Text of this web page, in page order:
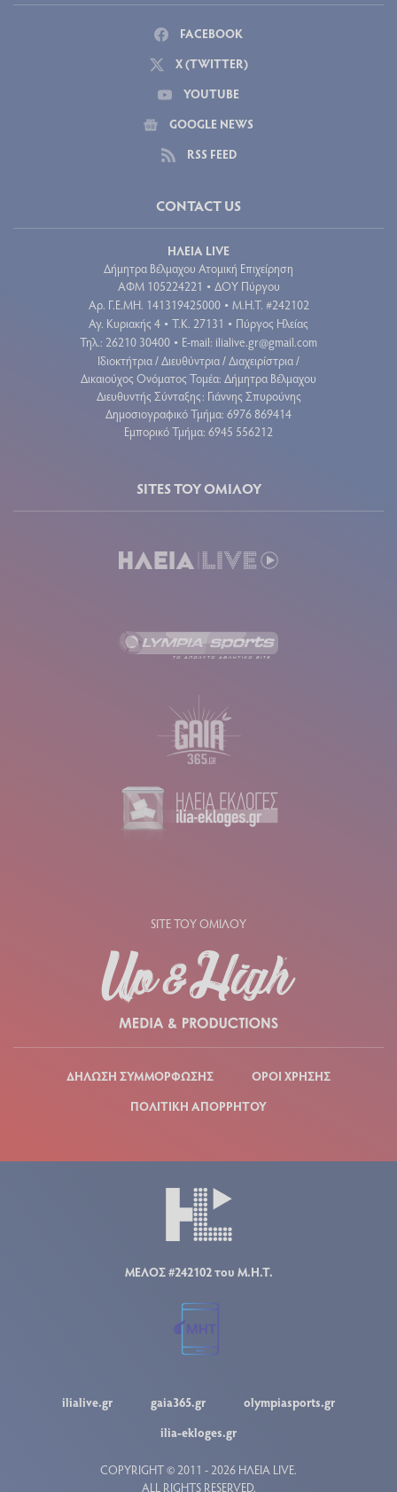
FACEBOOK
X (TWITTER)
YOUTUBE
GOOGLE NEWS
RSS FEED
CONTACT US
ΗΛΕΙΑ LIVE
Δήμητρα Βέλμαχου Ατομική Επιχείρηση
ΑΦΜ 105224221 • ΔΟΥ Πύργου
Aρ. Γ.Ε.ΜΗ. 141319425000 • Μ.Η.Τ. #242102
Αγ. Κυριακής 4 • Τ.Κ. 27131 • Πύργος Ηλείας
Τηλ.: 26210 30400 • E-mail: ilialive.gr@gmail.com
Ιδιοκτήτρια / Διευθύντρια / Διαχειρίστρια /
Δικαιούχος Ονόματος Τομέα: Δήμητρα Βέλμαχου
Διευθυντής Σύνταξης: Γιάννης Σπυρούνης
Δημοσιογραφικό Τμήμα: 6976 869414
Εμπορικό Τμήμα: 6945 556212
SITES ΤΟΥ ΟΜΙΛΟΥ
SITE ΤΟΥ ΟΜΙΛΟΥ
ΔΗΛΩΣΗ ΣΥΜΜΟΡΦΩΣΗΣ
ΟΡΟΙ ΧΡΗΣΗΣ
ΠΟΛΙΤΙΚΗ ΑΠΟΡΡΗΤΟΥ
ΜΕΛΟΣ #242102 του Μ.Η.Τ.
ilialive.gr gaia365.gr
olympiasports.gr
ilia-ekloges.gr
COPYRIGHT © 2011 - 2026 ΗΛΕΙΑ LIVE.
ALL RIGHTS RESERVED.